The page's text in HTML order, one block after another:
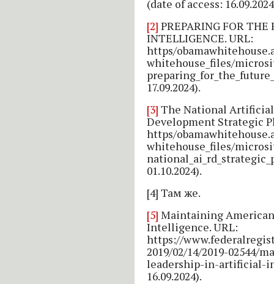
(date of access:
[2] PREPARING FOR
INTELLIGENCE. URL:
https/
whitehouse_files/
17.09.2024).
[3] The National
Development Strategic
https/
whitehouse_files/
01.10.2024).
[4] Там же.
[5] Maintaining
Intelligence. URL:
https://
2019/02/14/2019-02544/
leadership-in-artificial-
16.09.2024).